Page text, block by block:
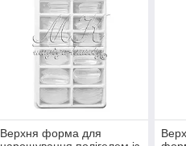
Верхня форма для